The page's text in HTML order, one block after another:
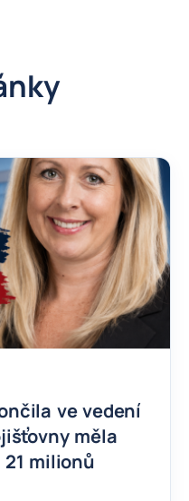
ve vedení
měla
milionů